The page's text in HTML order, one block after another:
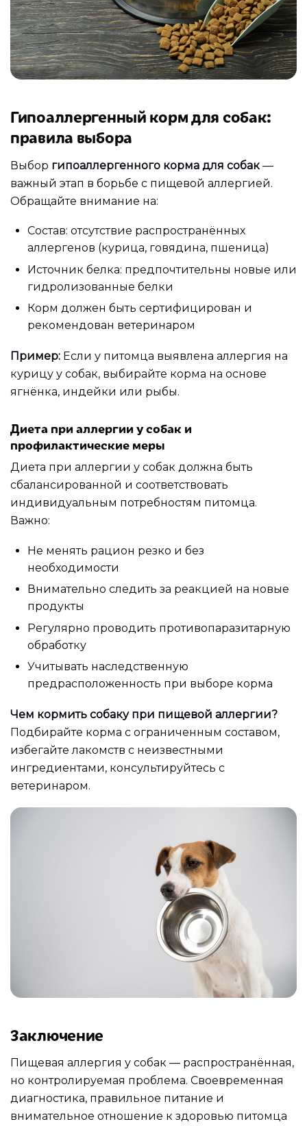
Гипоаллергенный корм для собак:
правила выбора
Выбор гипоаллергенного корма для собак —
важный этап в борьбе с пищевой аллергией.
Обращайте внимание на:
Состав: отсутствие распространённых
аллергенов (курица, говядина, пшеница)
Источник белка: предпочтительны новые или
гидролизованные белки
Корм должен быть сертифицирован и
рекомендован ветеринаром
Пример: Если у питомца выявлена аллергия на
курицу у собак, выбирайте корма на основе
ягнёнка, индейки или рыбы.
Диета при аллергии у собак и
профилактические меры
Диета при аллергии у собак должна быть
сбалансированной и соответствовать
индивидуальным потребностям питомца.
Важно:
Не менять рацион резко и без
необходимости
Внимательно следить за реакцией на новые
продукты
Регулярно проводить противопаразитарную
обработку
Учитывать наследственную
предрасположенность при выборе корма
Чем кормить собаку при пищевой аллергии?
Подбирайте корма с ограниченным составом,
избегайте лакомств с неизвестными
ингредиентами, консультируйтесь с
ветеринаром.
Заключение
Пищевая аллергия у собак — распространённая,
но контролируемая проблема. Своевременная
диагностика, правильное питание и
внимательное отношение к здоровью питомца